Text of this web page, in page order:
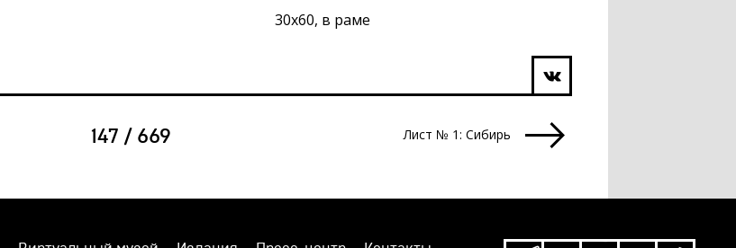
30х60, в раме
147 / 669 Лист № 1: Сибирь